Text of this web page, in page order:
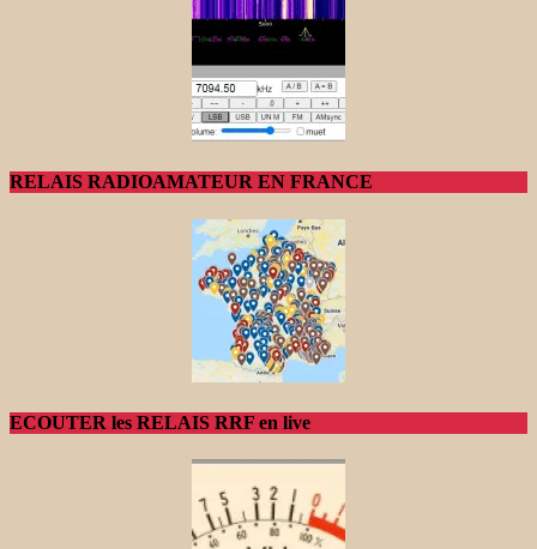
RELAIS RADIOAMATEUR EN FRANCE
ECOUTER les RELAIS RRF en live